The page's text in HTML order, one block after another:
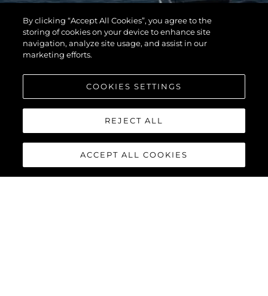
By clicking “Accept All Cookies”, you agree to the
storing of cookies on your device to enhance site
navigation, analyze site usage, and assist in our
marketing efforts.
COOKIES SETTINGS
REJECT ALL
ACCEPT ALL COOKIES